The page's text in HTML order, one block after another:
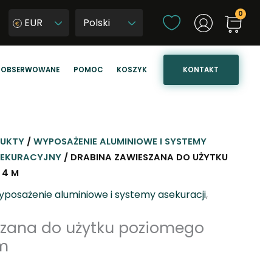
EUR
e
ę
z
y
j
ę
k
t
OBSERWOWANE POMOC KOSZYK KONTAKT
/WYPOSAŻENIE ALUMINIOWE I SYSTEMY
/ DRABINA ZAWIESZANA DO UŻYTKU
4 M
aluminiowe i systemy asekuracji,
do użytku poziomego